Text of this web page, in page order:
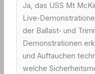
Ja, das USS Mt
der Ballast‑ und
Demonstrationen
und Auftauchen
welche